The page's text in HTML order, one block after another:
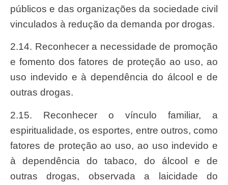
públicos e das organizações da sociedade civil
vinculados à redução da demanda por drogas.
2.14. Reconhecer a necessidade de promoção
e fomento dos fatores de proteção ao uso, ao
uso indevido e à dependência do álcool e de
outras drogas.
2.15. Reconhecer o vínculo familiar, a
espiritualidade, os esportes, entre outros, como
fatores de proteção ao uso, ao uso indevido e
à dependência do tabaco, do álcool e de
outras drogas, observada a laicidade do